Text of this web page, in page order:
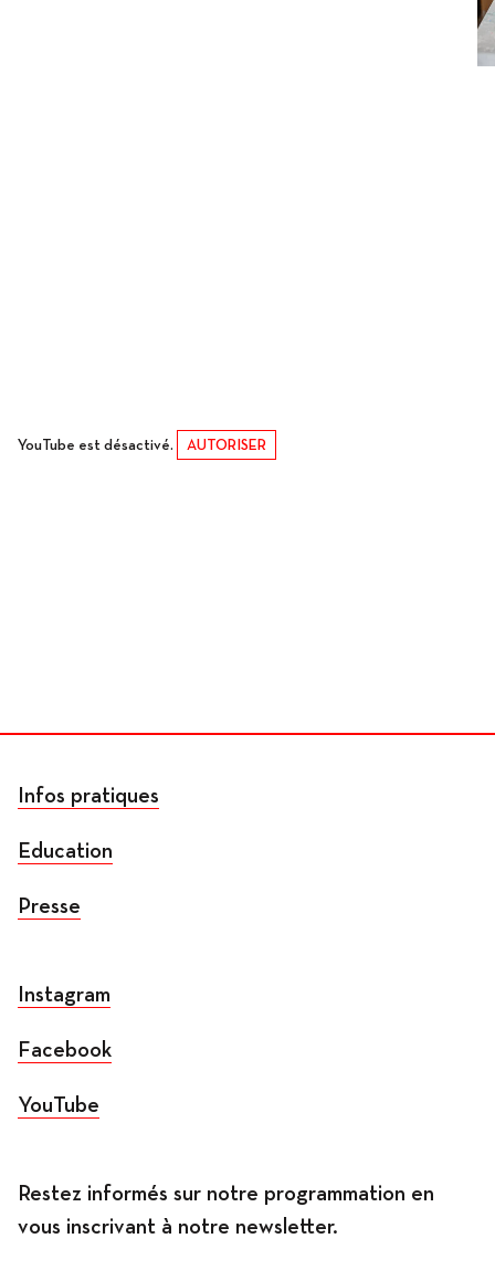
YouTube est désactivé. AUTORISER
Infos pratiques
Education
Presse
Instagram
Facebook
YouTube
Restez informés sur notre programmation en
vous inscrivant à notre newsletter.